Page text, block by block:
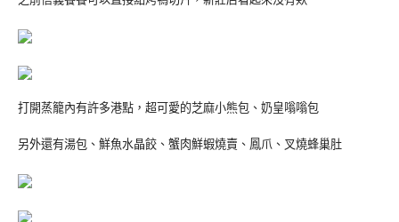
打開蒸籠內有許多港點，超可愛的芝麻小熊包 、奶皇嗡嗡包
另外還有湯包 、 鮮魚水晶餃 、 蟹肉鮮蝦燒賣 、 鳳爪、叉燒蜂巢肚